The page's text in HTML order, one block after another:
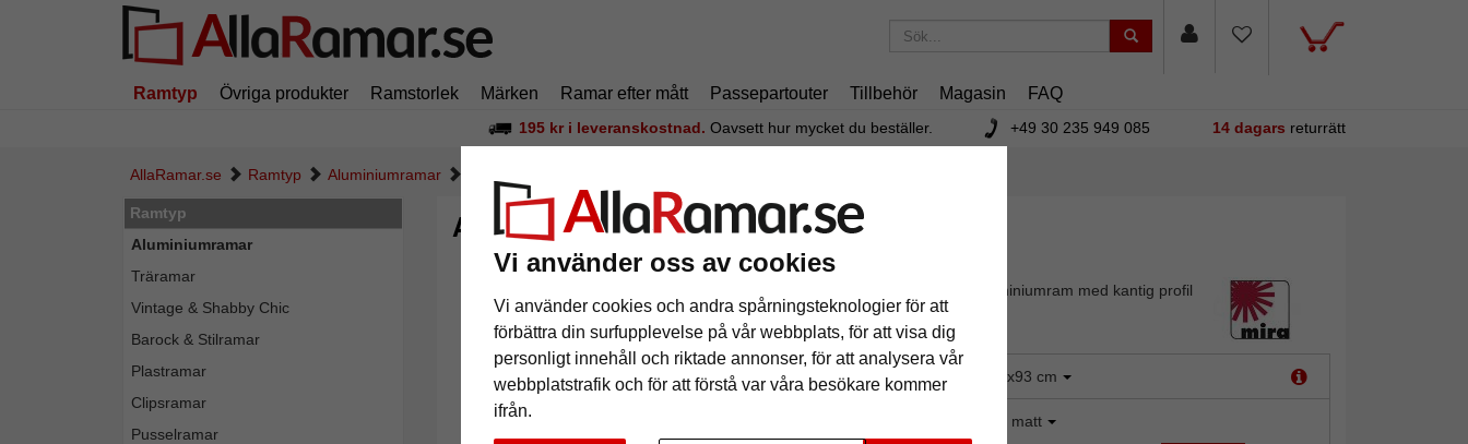
Vi använder oss av cookies
Vi använder cookies och andra spårningsteknologier för att
förbättra din surfupplevelse på vår webbplats, för att visa dig
personligt innehåll och riktade annonser, för att analysera vår
webbplatstrafik och för att förstå var våra besökare kommer
ifrån.
Ramtyp Övriga produkter Ramstorlek Märken Ramar efter mått Passepartouter Tillbehör Magasin FAQ
195 kr i leveranskostnad. Oavsett hur mycket du beställer. +49 30 235 949 085 14 dagars returrätt
AllaRamar.se Ramtyp Aluminiumramar
Ramtyp
Aluminiumramar
Träramar
Vintage & Shabby Chic
Barock & Stilramar
Plastramar
Clipsramar
Pusselramar
Aluminiumram Econ kantig
Standard aluminiumram med kantig profil
62x93 cm
silver matt